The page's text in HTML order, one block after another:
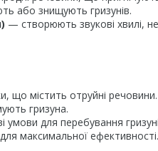
або знищують гризунів.
— створюють звукові хвилі,
що містить отруйні речовини.
гризуна.
для перебування
максимальної ефективності.